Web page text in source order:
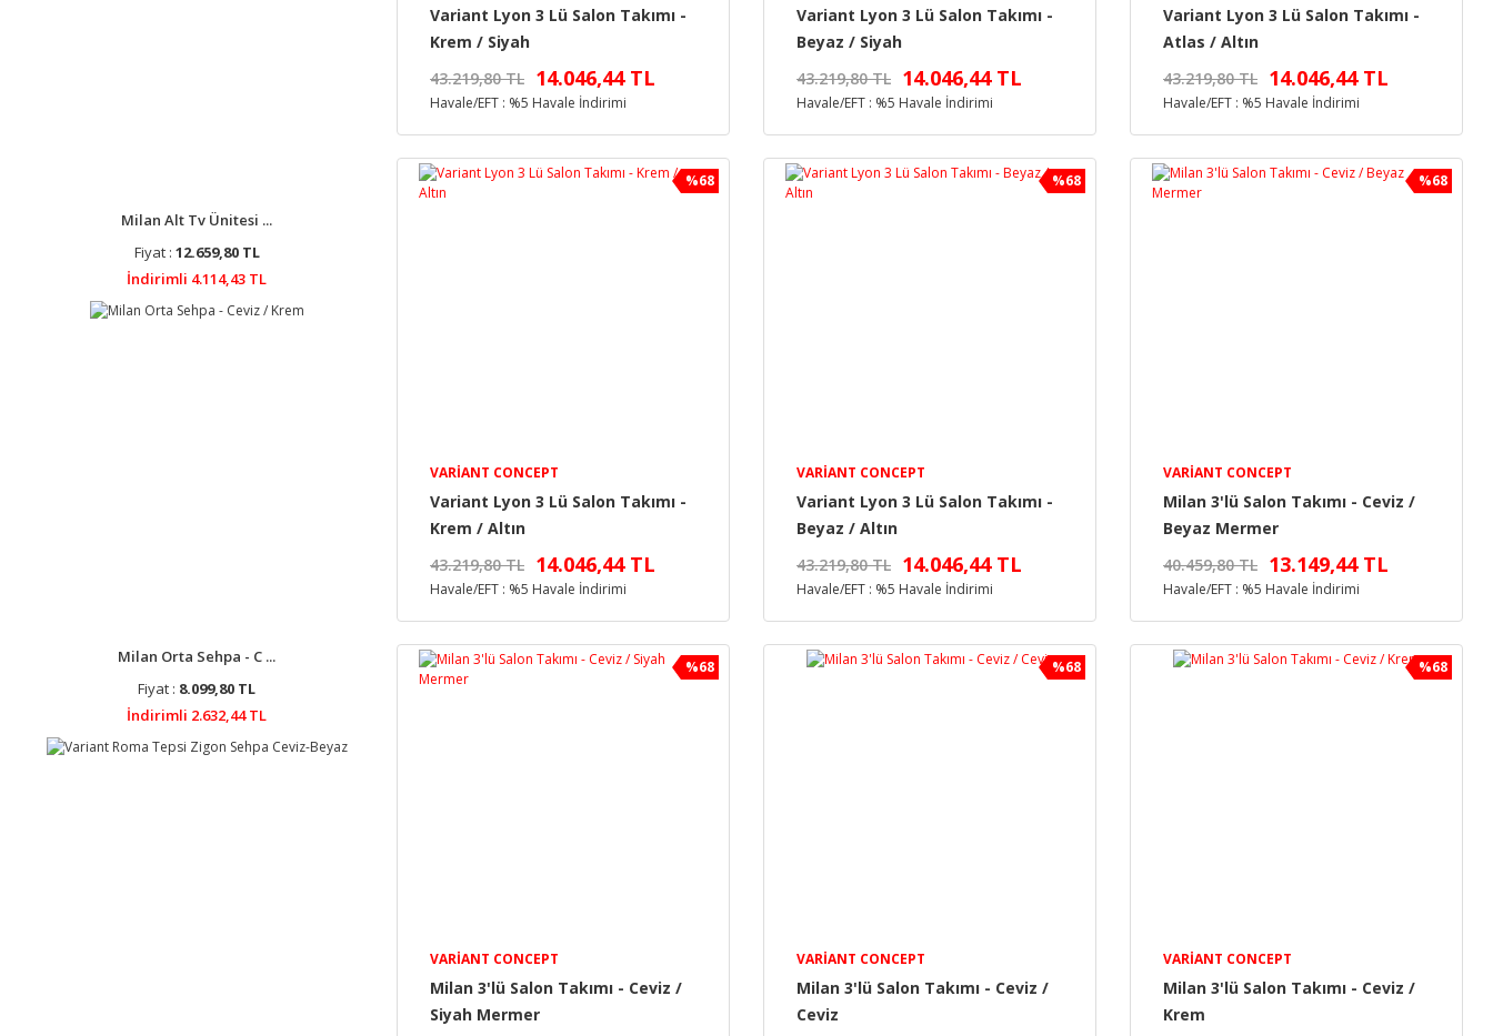
Milan Alt Tv Ünitesi ...
Fiyat : 12.659,80 TL
İndirimli 4.114,43 TL
Milan Orta Sehpa - C ...
Fiyat : 8.099,80 TL
İndirimli 2.632,44 TL
Variant Lyon 3 Lü Salon Takımı -
Krem / Siyah
43.219,80 TL 14.046,44 TL
Havale/EFT : %5 Havale İndirimi
Variant Lyon 3 Lü Salon Takımı -
Beyaz / Siyah
43.219,80 TL 14.046,44 TL
Havale/EFT : %5 Havale İndirimi
Variant Lyon 3 Lü Salon Takımı -
Atlas / Altın
43.219,80 TL 14.046,44 TL
Havale/EFT : %5 Havale İndirimi
%68
VARIANT CONCEPT
Variant Lyon 3 Lü Salon Takımı -
Krem / Altın
43.219,80 TL 14.046,44 TL
Havale/EFT : %5 Havale İndirimi
%68
VARIANT CONCEPT
Variant Lyon 3 Lü Salon Takımı -
Beyaz / Altın
43.219,80 TL 14.046,44 TL
Havale/EFT : %5 Havale İndirimi
%68
VARIANT CONCEPT
Milan 3'lü Salon Takımı - Ceviz /
Beyaz Mermer
40.459,80 TL 13.149,44 TL
Havale/EFT : %5 Havale İndirimi
%68
VARIANT CONCEPT
Milan 3'lü Salon Takımı - Ceviz /
Siyah Mermer
%68
VARIANT CONCEPT
Milan 3'lü Salon Takımı - Ceviz /
Ceviz
%68
VARIANT CONCEPT
Milan 3'lü Salon Takımı - Ceviz /
Krem